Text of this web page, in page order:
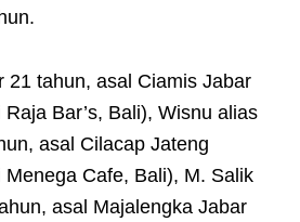
21 tahun, asal Ciamis Jabar
Bar’s, Bali), Wisnu alias
asal Cilacap Jateng
Cafe, Bali), M. Salik
asal Majalengka Jabar